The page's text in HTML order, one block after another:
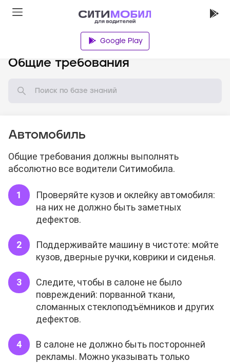
Google Play
Общие требования
Автомобиль
Общие требования должны выполнять
абсолютно все водители Ситимобила.
Проверяйте кузов и оклейку автомобиля:
на них не должно быть заметных
дефектов.
Поддерживайте машину в чистоте: мойте
кузов, дверные ручки, коврики и сиденья.
Следите, чтобы в салоне не было
повреждений: порванной ткани,
сломанных стеклоподъёмников и других
дефектов.
В салоне не должно быть посторонней
рекламы. Можно указывать только